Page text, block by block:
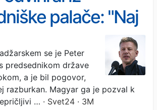
palače: "Naj
se je Peter
predsednikom države
a je bil pogovor,
razburkan. Magyar ga je pozval k
… · Svet24 · 3M